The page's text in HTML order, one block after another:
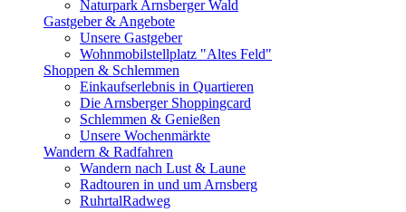
Naturpark Arnsberger Wald
Gastgeber & Angebote
Unsere Gastgeber
Wohnmobilstellplatz "Altes Feld"
Shoppen & Schlemmen
Einkaufserlebnis in Quartieren
Die Arnsberger Shoppingcard
Schlemmen & Genießen
Unsere Wochenmärkte
Wandern & Radfahren
Wandern nach Lust & Laune
Radtouren in und um Arnsberg
RuhrtalRadweg